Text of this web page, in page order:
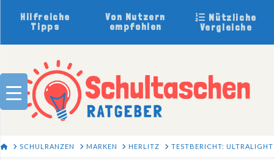
Hilfreiche
Tipps
Von Nutzern
empfohlen
Nützliche
Vergleiche
HOMESCHULRANZEN MARKEN HERLITZ TESTBERICHT: ULTRALIGHT